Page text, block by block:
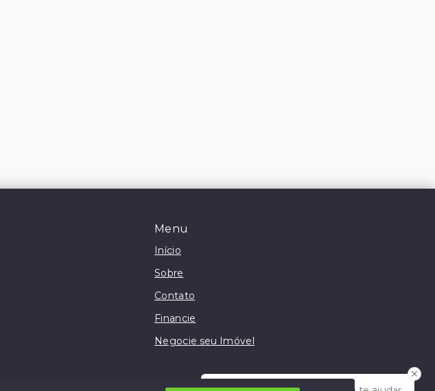
Menu
Início
Sobre
Contato
Financie
Negocie seu Imóvel